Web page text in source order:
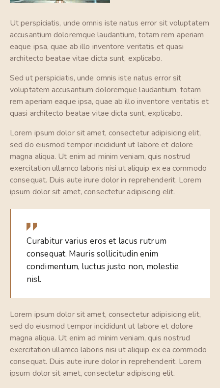
Ut perspiciatis, unde omnis iste natus error sit voluptatem
accusantium doloremque laudantium, totam rem aperiam
eaque ipsa, quae ab illo inventore veritatis et quasi
architecto beatae vitae dicta sunt, explicabo.
Sed ut perspiciatis, unde omnis iste natus error sit
voluptatem accusantium doloremque laudantium, totam
rem aperiam eaque ipsa, quae ab illo inventore veritatis et
quasi architecto beatae vitae dicta sunt, explicabo.
Lorem ipsum dolor sit amet, consectetur adipisicing elit,
sed do eiusmod tempor incididunt ut labore et dolore
magna aliqua. Ut enim ad minim veniam, quis nostrud
exercitation ullamco laboris nisi ut aliquip ex ea commodo
consequat. Duis aute irure dolor in reprehenderit. Lorem
ipsum dolor sit amet, consectetur adipiscing elit.
Curabitur varius eros et lacus rutrum
consequat. Mauris sollicitudin enim
condimentum, luctus justo non, molestie
nisl.
Lorem ipsum dolor sit amet, consectetur adipisicing elit,
sed do eiusmod tempor incididunt ut labore et dolore
magna aliqua. Ut enim ad minim veniam, quis nostrud
exercitation ullamco laboris nisi ut aliquip ex ea commodo
consequat. Duis aute irure dolor in reprehenderit. Lorem
ipsum dolor sit amet, consectetur adipiscing elit.